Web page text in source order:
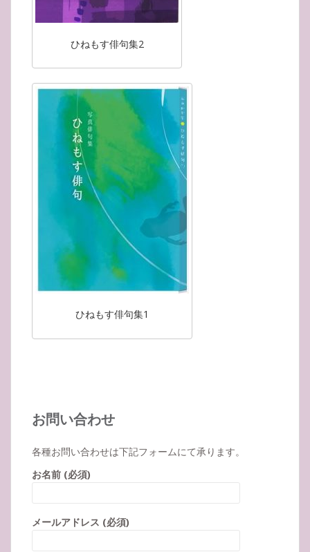
ひねもす俳句集2
ひねもす俳句集1
お問い合わせ
各種お問い合わせは下記フォームにて承ります。
お名前 (必須)
メールアドレス (必須)